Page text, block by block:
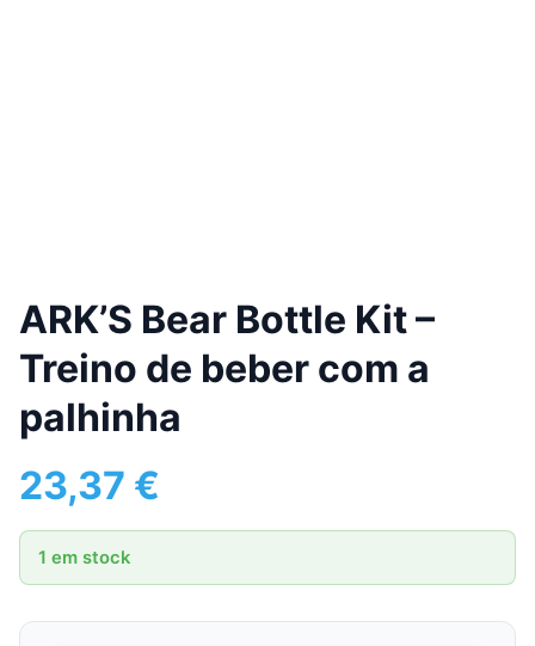
ARK’S Bear Bottle Kit –
Treino de beber com a
palhinha
23,37 €
1 em stock